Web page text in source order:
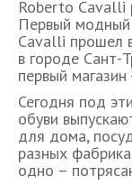
Roberto Cavalli
Первый
Cavalli прошел
в городе Сант-
первый
Сегодня под
обуви
для дома,
разных
одно –